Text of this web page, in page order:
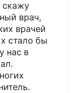
скажу
врач,
врачей
стало бы
нас в